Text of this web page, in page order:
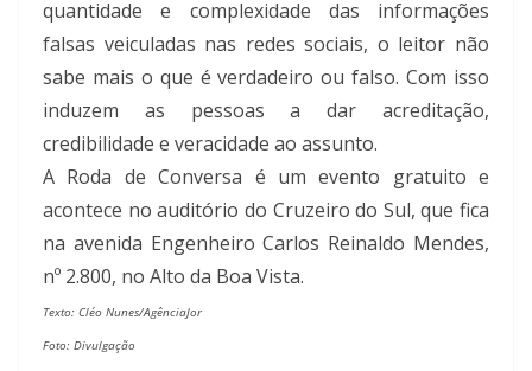
quantidade e complexidade das informações
falsas veiculadas nas redes sociais, o leitor não
sabe mais o que é verdadeiro ou falso. Com isso
induzem as pessoas a dar acreditação,
credibilidade e veracidade ao assunto.
A Roda de Conversa é um evento gratuito e
acontece no auditório do Cruzeiro do Sul, que fica
na avenida Engenheiro Carlos Reinaldo Mendes,
nº 2.800, no Alto da Boa Vista.
Texto: Cléo Nunes/AgênciaJor
Foto: Divulgação